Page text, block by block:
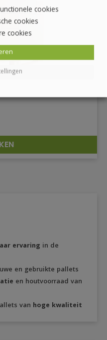
ervaring in de
en gebruikte pallets
en houtvoorraad van
van hoge kwaliteit
DETAILS
cookies
cookies
cookies